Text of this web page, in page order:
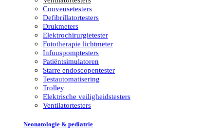
Couveusetesters
Defibrillatortesters
Drukmeters
Elektrochirurgietester
Fototherapie lichtmeter
Infuuspomptesters
Patiëntsimulatoren
Starre endoscopentester
Testautomatisering
Trolley
Elektrische veiligheidstesters
Ventilatortesters
Neonatologie & pediatrie